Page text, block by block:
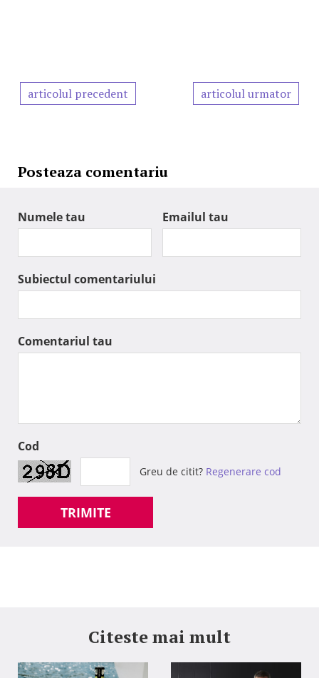
articolul precedent articolul urmator
Posteaza comentariu
Numele tau Emailul tau
Subiectul comentariului
Comentariul tau
Cod
Greu de citit? Regenerare cod
TRIMITE
Citeste mai mult